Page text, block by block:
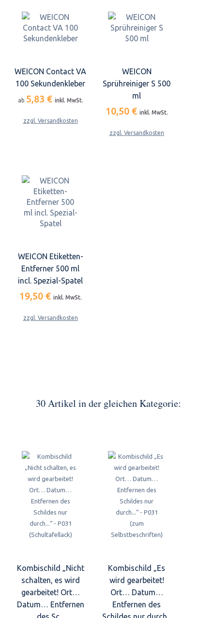
WEICON Contact VA
100 Sekundenkleber
ab 5,83 € inkl. MwSt.
zzgl. Versandkosten
WEICON
Sprühreiniger S 500
ml
10,50 € inkl. MwSt.
zzgl. Versandkosten
WEICON Etiketten-
Entferner 500 ml
incl. Spezial-Spatel
19,50 € inkl. MwSt.
zzgl. Versandkosten
30 Artikel in der gleichen Kategorie:
Kombischild „Nicht
schalten, es wird
gearbeitet! Ort…
Datum… Entfernen
Kombischild „Es
wird gearbeitet!
Ort… Datum…
Entfernen des